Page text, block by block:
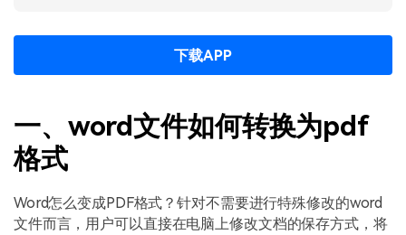
下载APP
一、word文件如何转换为pdf
格式
Word怎么变成PDF格式？针对不需要进行特殊修改的word
文件而言，用户可以直接在电脑上修改文档的保存方式，将